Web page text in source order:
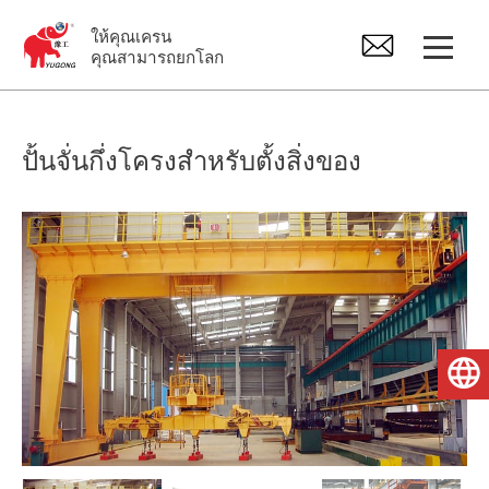
ให้คุณเครน
คุณสามารถยกโลก
ปั้นจั่น
จิ๊บเครน
รอกไฟฟ้า
อะไหล่เครน
ปั้นจั่นกึ่งโครงสำหรับตั้งสิ่งของ
ไทย